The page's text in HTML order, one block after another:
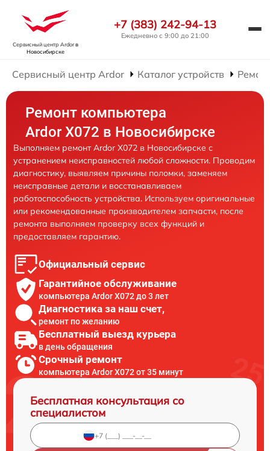
Сервисный центр Ardorв
Новосибирске
+7 (383) 242-94-13
Ежедневно с 9:00 до 21:00
Сервисный центр Ardor Каталог устройств
Ремонт компьютера
Ardor X072 в Новосибирске
Выполняем ремонт Ardor X072 в Новосибирске с
устранением неисправностей любой сложности. Проводим
диагностику, выявляем причины поломки, заменяем
неисправные детали и восстанавливаем
работоспособность устройства. Используем оригинальные
или рекомендованные производителем запчасти, после
ремонта выполняем проверку всех функций и
предоставляем гарантию.
Официальный сервис
Гарантийное обслуживание
компьютера Ardor X072 до 3 лет
Диагностика за наш счет,
ремонт по желанию
Бесплатный выезд курьера
в день обращения
Срочный ремонт
компьютера Ardor X072 от 35 минут
Бесплатная консультация со
специалистом